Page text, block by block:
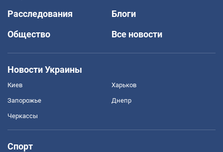
Расследования
Блоги
Общество
Все новости
Новости Украины
Киев Харьков
Запорожье Днепр
Черкассы
Спорт